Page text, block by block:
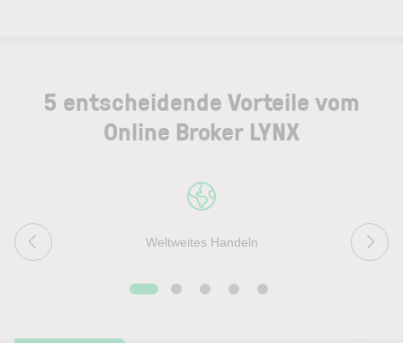
5 entscheidende Vorteile vom
Online Broker LYNX
Weltweites Handeln